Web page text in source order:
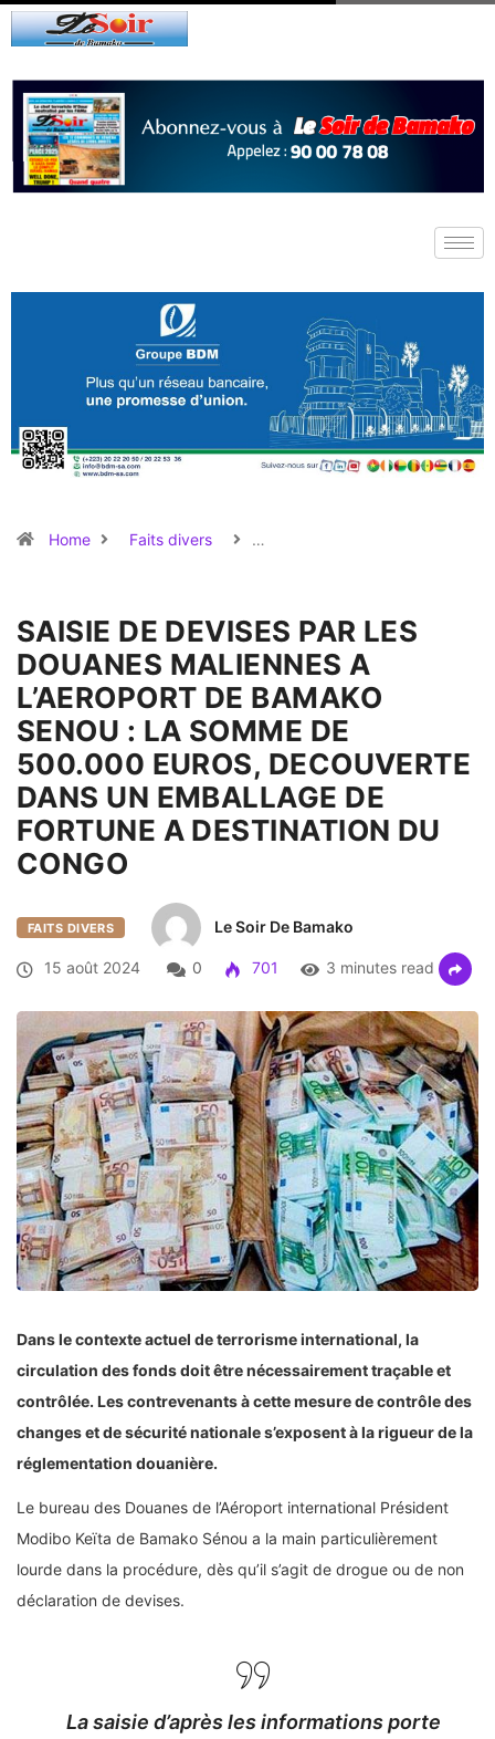
Home Faits divers …
SAISIE DE DEVISES PAR LES
DOUANES MALIENNES A
L’AEROPORT DE BAMAKO
SENOU : LA SOMME DE
500.000 EUROS, DECOUVERTE
DANS UN EMBALLAGE DE
FORTUNE A DESTINATION DU
CONGO
FAITS DIVERS Le Soir De Bamako
15 août 2024 0 701 3 minutes read
Dans le contexte actuel de terrorisme international, la
circulation des fonds doit être nécessairement traçable et
contrôlée. Les contrevenants à cette mesure de contrôle des
changes et de sécurité nationale s’exposent à la rigueur de la
réglementation douanière.
Le bureau des Douanes de l’Aéroport international Président
Modibo Keïta de Bamako Sénou a la main particulièrement
lourde dans la procédure, dès qu’il s’agit de drogue ou de non
déclaration de devises.
La saisie d’après les informations porte